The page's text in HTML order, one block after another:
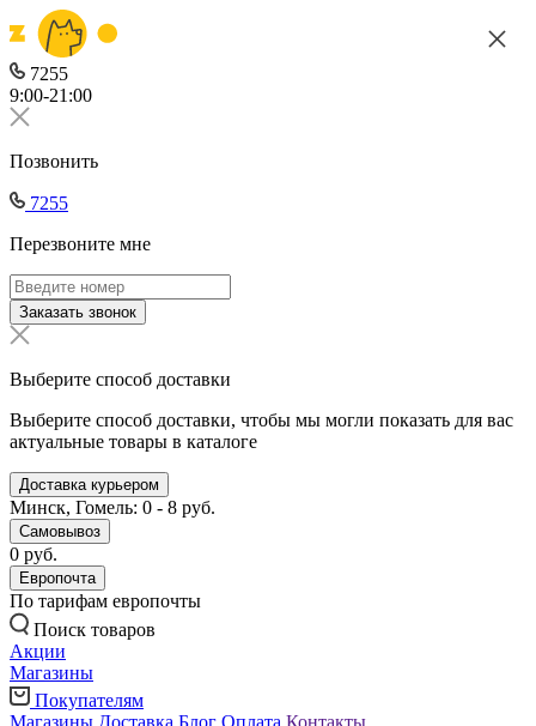
7255
9:00-21:00
Позвонить
7255
Перезвоните мне
Заказать звонок
Выберите способ доставки
Выберите способ доставки, чтобы мы могли показать для вас
актуальные товары в каталоге
Доставка курьером
Минск, Гомель: 0 - 8 руб.
Самовывоз
0 руб.
Европочта
По тарифам европочты
Поиск товаров
Акции
Магазины
Покупателям
Магазины Доставка Блог Оплата Контакты